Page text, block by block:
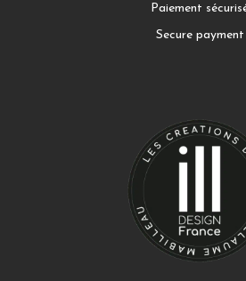
Paiement
Secure payment